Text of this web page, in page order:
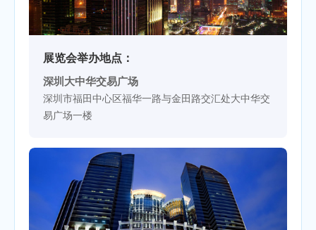
展览会举办地点：
深圳大中华交易广场
深圳市福田中心区福华一路与金田路交汇处大中华交
易广场一楼